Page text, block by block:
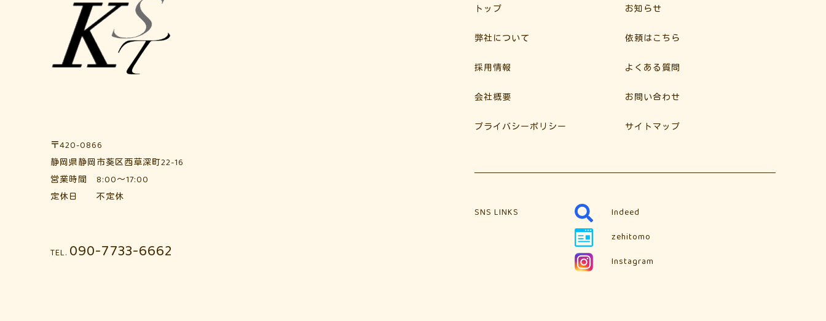
〒420-0866
静岡県静岡市葵区西草深町22-16
営業時間 8:00～17:00
定休日 不定休
TEL. 090-7733-6662
トップ お知らせ
弊社について 依頼はこちら
採用情報 よくある質問
会社概要 お問い合わせ
プライバシーポリシー サイトマップ
SNS LINKS
Indeed
zehitomo
Instagram